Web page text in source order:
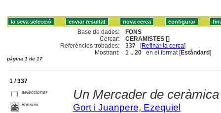
Base de dades:
FONS
Cercar:
CERAMISTES []
Referències trobades:
337 [Refinar la cerca]
Mostrant:
1 .. 20 en el format [Estàndard]
pàgina 1 de 17
1 / 337
seleccionar
imprimir
Un Mercader de
Gort i Juanpere, Ezequiel